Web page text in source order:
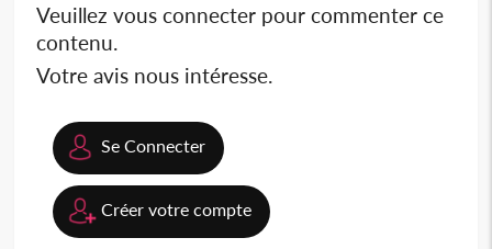
Veuillez vous connecter pour commenter ce
contenu.
Votre avis nous intéresse.
Se Connecter
Créer votre compte